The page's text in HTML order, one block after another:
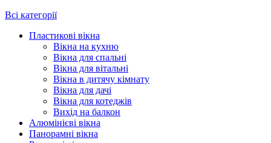
Всі категорії
Пластикові вікна
Вікна на кухню
Вікна для спальні
Вікна для вітальні
Вікна в дитячу кімнату
Вікна для дачі
Вікна для котеджів
Вихід на балкон
Алюмінієві вікна
Панорамні вікна